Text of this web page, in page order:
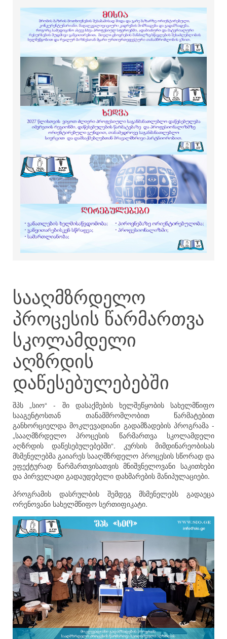
სააღმზრდელო
პროცესის წარმართვა
სკოლამდელი
აღზრდის
დაწესებულებებში
შპს „სიო“ - ში დასაქმების ხელშეწყობის სახელმწიფო
სააგენტოსთან თანამშრომლობით წარმატებით
განხორციელდა მოკლევადიანი გადამზადების პროგრამა -
„სააღმზრდელო პროცესის წარმართვა სკოლამდელი
აღზრდის დაწესებულებებში“. კურსის მიმდინარეობისას
მსმენელებმა გაიარეს სააღმზრდელო პროცესის სწორად და
ეფექტურად წარმართვისათვის მნიშვნელოვანი საკითხები
და პირველადი გადაუდებელი დახმარების მანიპულაციები.
პროგრამის დასრულბის შემდეგ მსმენელებს გადაეცა
ორენოვანი სახელმწიფო სერთიფიკატი.